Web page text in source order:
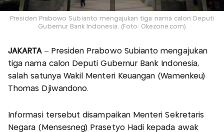
Presiden Prabowo Subianto mengajukan tiga nama calon Deputi
Gubernur Bank Indonesia. (Foto: Okezone.com)
JAKARTA– Presiden Prabowo Subianto mengajukan
tiga nama calon Deputi Gubernur Bank Indonesia,
salah satunya Wakil Menteri Keuangan (Wamenkeu)
Thomas Djiwandono.
Informasi tersebut disampaikan Menteri Sekretaris
Negara (Mensesneg) Prasetyo Hadi kepada awak